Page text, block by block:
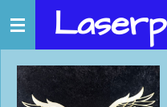
Zum
springen